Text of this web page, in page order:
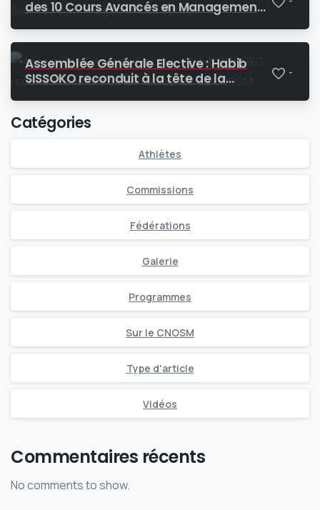
des 10 Cours Avancés en Management
Assemblée Générale Elective : Habib
SISSOKO reconduit à la tête de la
-
Catégories
Athlètes
Commissions
Fédérations
Galerie
Programmes
Sur le CNOSM
Type d'article
Vidéos
Commentaires récents
No comments to show.